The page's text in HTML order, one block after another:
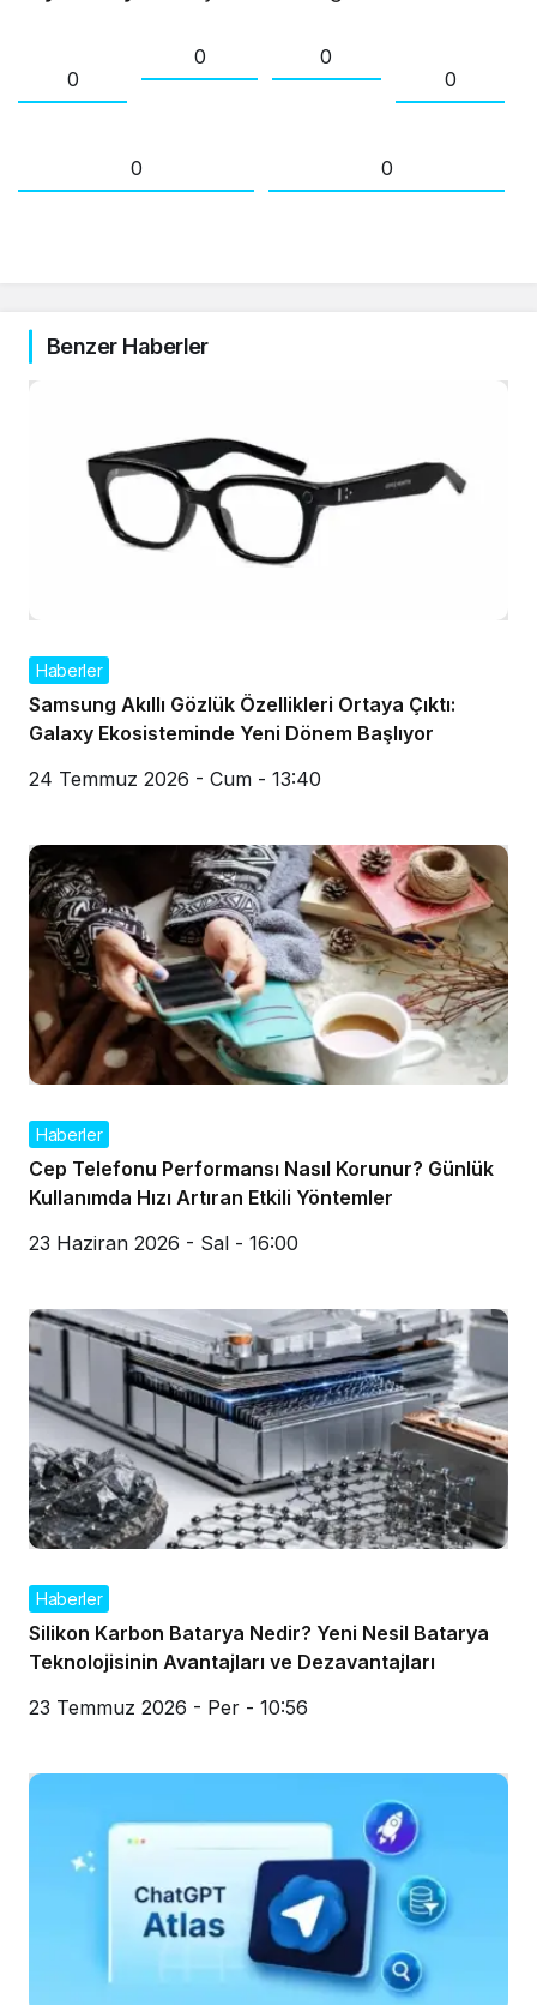
0
0
0
0
0 0
Benzer Haberler
Haberler
Samsung Akıllı Gözlük Özellikleri Ortaya Çıktı:
Galaxy Ekosisteminde Yeni Dönem Başlıyor
24 Temmuz 2026 - Cum - 13:40
Haberler
Cep Telefonu Performansı Nasıl Korunur? Günlük
Kullanımda Hızı Artıran Etkili Yöntemler
23 Haziran 2026 - Sal - 16:00
Haberler
Silikon Karbon Batarya Nedir? Yeni Nesil Batarya
Teknolojisinin Avantajları ve Dezavantajları
23 Temmuz 2026 - Per - 10:56